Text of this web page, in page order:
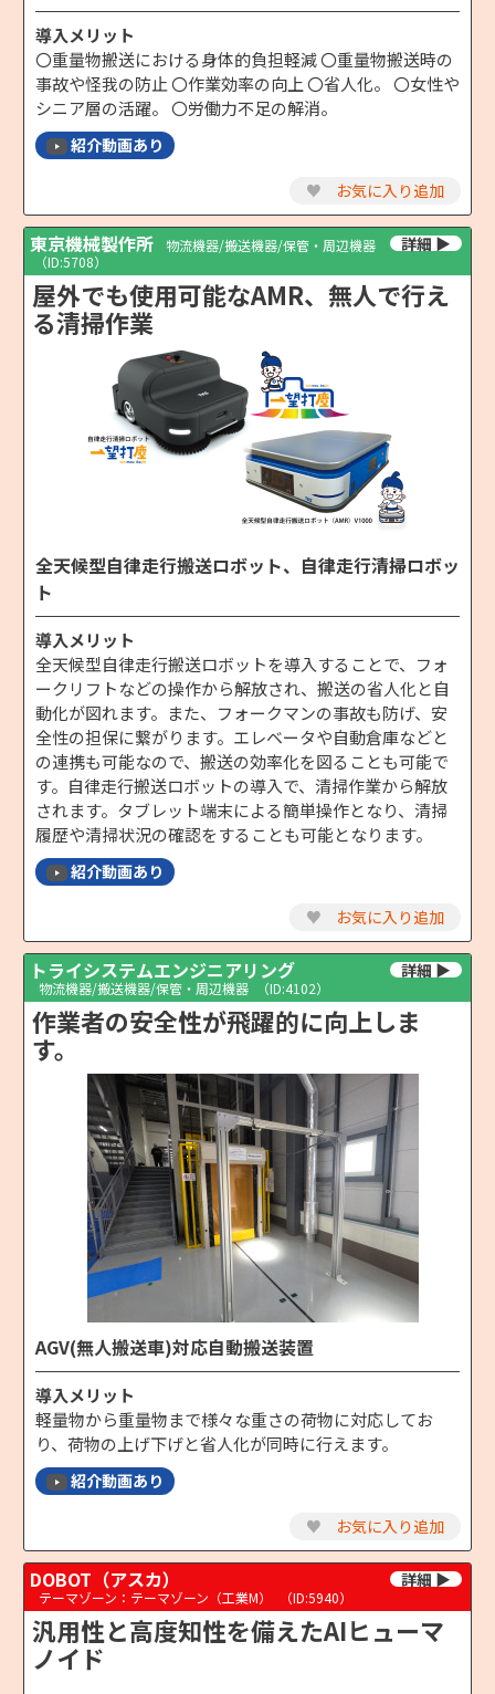
導入メリット
〇重量物搬送における身体的負担軽減 〇重量物搬送時の
事故や怪我の防止 〇作業効率の向上 〇省人化。 〇女性や
シニア層の活躍。 〇労働力不足の解消。
紹介動画あり
♥ お気に入り追加
東京機械製作所
物流機器/搬送機器/保管・周辺機器
（ID:5708）
屋外でも使用可能なAMR、無人で行え
る清掃作業
全天候型自律走行搬送ロボット、自律走行清掃ロボッ
ト
導入メリット
全天候型自律走行搬送ロボットを導入することで、フォ
ークリフトなどの操作から解放され、搬送の省人化と自
動化が図れます。また、フォークマンの事故も防げ、安
全性の担保に繋がります。エレベータや自動倉庫などと
の連携も可能なので、搬送の効率化を図ることも可能で
す。自律走行搬送ロボットの導入で、清掃作業から解放
されます。タブレット端末による簡単操作となり、清掃
履歴や清掃状況の確認をすることも可能となります。
紹介動画あり
♥ お気に入り追加
トライシステムエンジニアリング
物流機器/搬送機器/保管・周辺機器 （ID:4102）
作業者の安全性が飛躍的に向上しま
す。
AGV(無人搬送車)対応自動搬送装置
導入メリット
軽量物から重量物まで様々な重さの荷物に対応してお
り、荷物の上げ下げと省人化が同時に行えます。
紹介動画あり
♥ お気に入り追加
DOBOT（アスカ）
テーマゾーン：テーマゾーン（工業M） （ID:5940）
汎用性と高度知性を備えたAIヒューマ
ノイド